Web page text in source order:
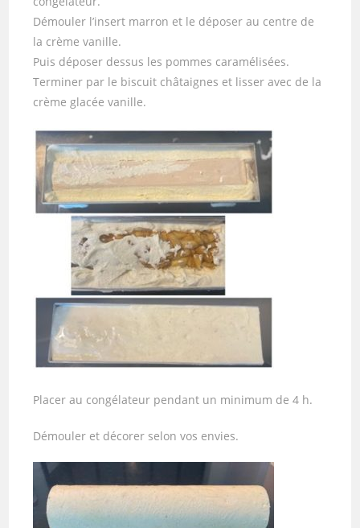
Démouler l’insert marron et le déposer au centre de
la crème vanille.
Puis déposer dessus les pommes caramélisées.
Terminer par le biscuit châtaignes et lisser avec de la
crème glacée vanille.
Placer au congélateur pendant un minimum de 4 h.
Démouler et décorer selon vos envies.